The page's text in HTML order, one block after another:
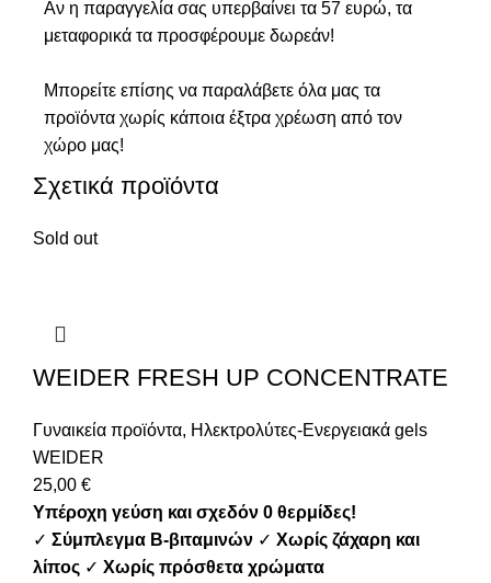
Αν η παραγγελία σας υπερβαίνει τα 57 ευρώ, τα
μεταφορικά τα προσφέρουμε δωρεάν!
Μπορείτε επίσης να παραλάβετε όλα μας τα
προϊόντα χωρίς κάποια έξτρα χρέωση από τον
χώρο μας!
Σχετικά προϊόντα
Sold out
WEIDER FRESH UP CONCENTRATE
Γυναικεία προϊόντα, Ηλεκτρολύτες-Ενεργειακά gels
WEIDER
25,00 €
Υπέροχη γεύση και σχεδόν 0 θερμίδες!
✓ Σύμπλεγμα Β-βιταμινών ✓ Χωρίς ζάχαρη και
λίπος ✓ Χωρίς πρόσθετα χρώματα